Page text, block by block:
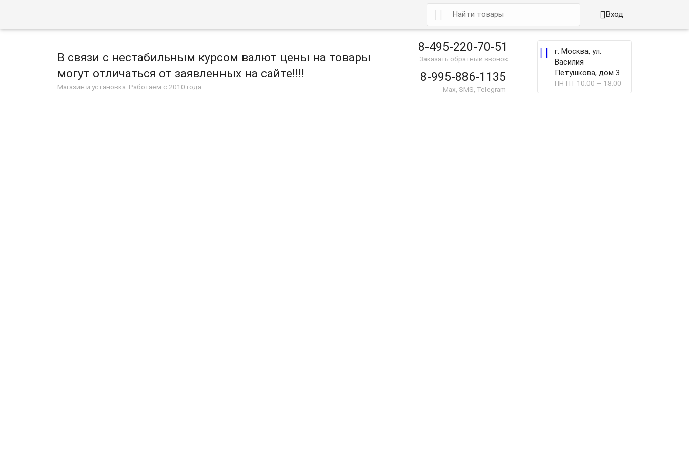
 Вход
В связи с нестабильным курсом валют цены на товары
могут отличаться от заявленных на сайте!!!!
Магазин и установка. Работаем с 2010 года.
8-495-220-70-51
Заказать обратный звонок
8-995-886-1135
Max, SMS, Telegram

г. Москва, ул.
Василия
Петушкова, дом 3
ПН-ПТ 10:00 — 18:00